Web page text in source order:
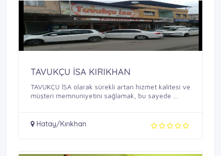
TAVUKÇU İSA KIRIKHAN
TAVUKÇU İSA olarak sürekli artan hizmet kalitesi ve
müşteri memnuniyetini sağlamak, bu sayede ...
Hatay/Kırıkhan